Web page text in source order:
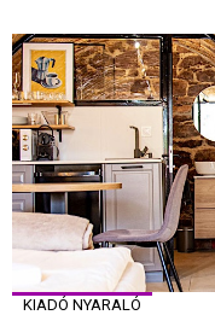
KIADÓ NYARALÓ